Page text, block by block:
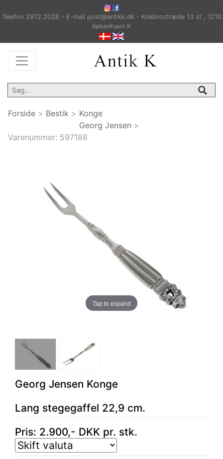
Telefon 2972 2028 - E-mail post@antikk.dk - Knabrostræde 13 st., 1210
København K
Forside > Bestik > Konge
Georg Jensen >
Varenummer: 597186
Tap to expand
Georg Jensen Konge
Lang stegegaffel 22,9 cm.
Pris: 2.900,- DKK pr. stk.